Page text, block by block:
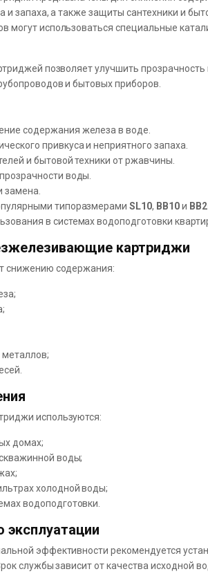
и запаха, а также защиты сантехники и
могут использоваться специальные
позволяет улучшить
и бытовых приборов.
содержания железа в воде.
привкуса и неприятного запаха.
и бытовой техники от ржавчины.
воды.
замена.
типоразмерамиSL10, BB10и
в системах водоподготовки
картриджи
снижению содержания:
используются:
домах;
воды;
холодной воды;
водоподготовки.
эффективности рекомендуется
службы зависит от качества исходной